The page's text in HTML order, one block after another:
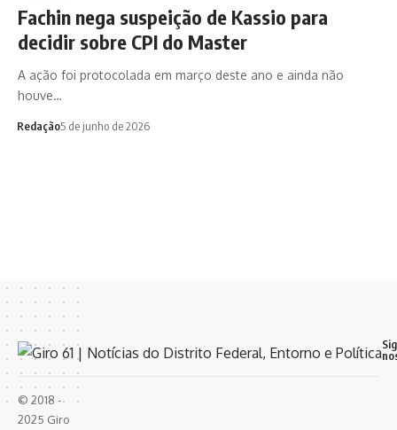
Fachin nega suspeição de Kassio para
decidir sobre CPI do Master
A ação foi protocolada em março deste ano e ainda não
houve…
Redação5 de junho de 2026
© 2018 -
2025 Giro